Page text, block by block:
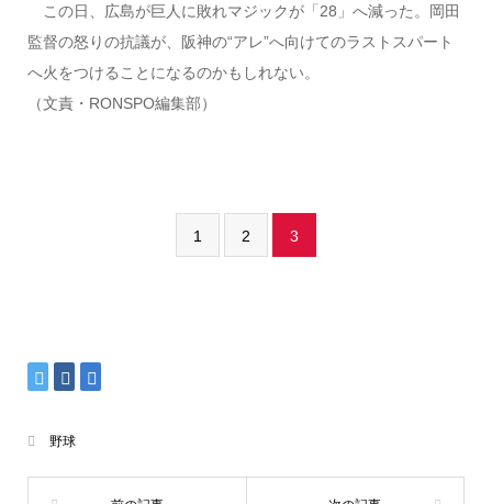
この日、広島が巨人に敗れマジックが「28」へ減った。岡田
監督の怒りの抗議が、阪神の“アレ”へ向けてのラストスパート
へ火をつけることになるのかもしれない。
（文責・RONSPO編集部）
1 2 3
野球